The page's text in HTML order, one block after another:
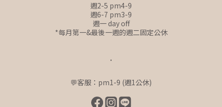
週2-5 pm4-9
週6-7 pm3-9
週一 day off
*每月第一&最後一週的週二固定公休
.
💬客服：pm1-9 (週1公休)